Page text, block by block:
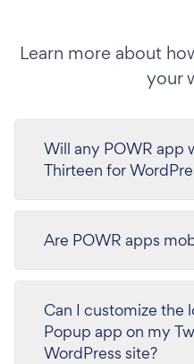
Learn more about
your
Will any POWR app
Thirteen for
Are POWR apps
Can I customize the
Popup app on my
WordPress site?